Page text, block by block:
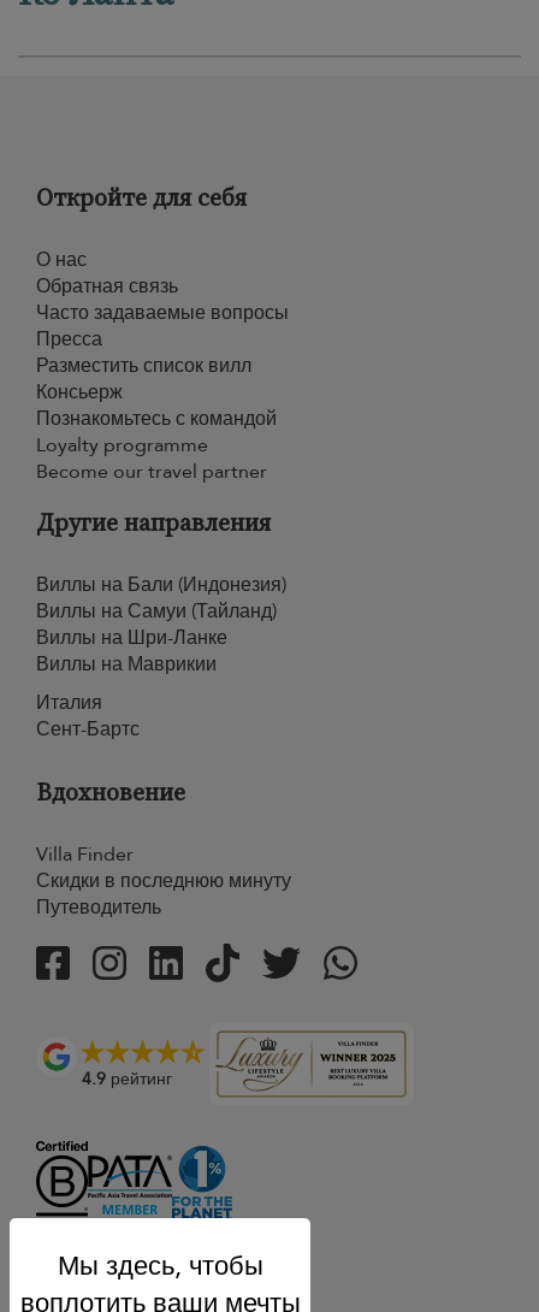
Откройте для себя
О нас
Обратная связь
Часто задаваемые вопросы
Пресса
Разместить список вилл
Консьерж
Познакомьтесь с командой
Loyalty programme
Become our travel partner
Другие направления
Виллы на Бали (Индонезия)
Виллы на Самуи (Тайланд)
Виллы на Шри-Ланке
Виллы на Маврикии
Италия
Сент-Бартс
Вдохновение
Villa Finder
Скидки в последнюю минуту
Путеводитель
4.9 рейтинг